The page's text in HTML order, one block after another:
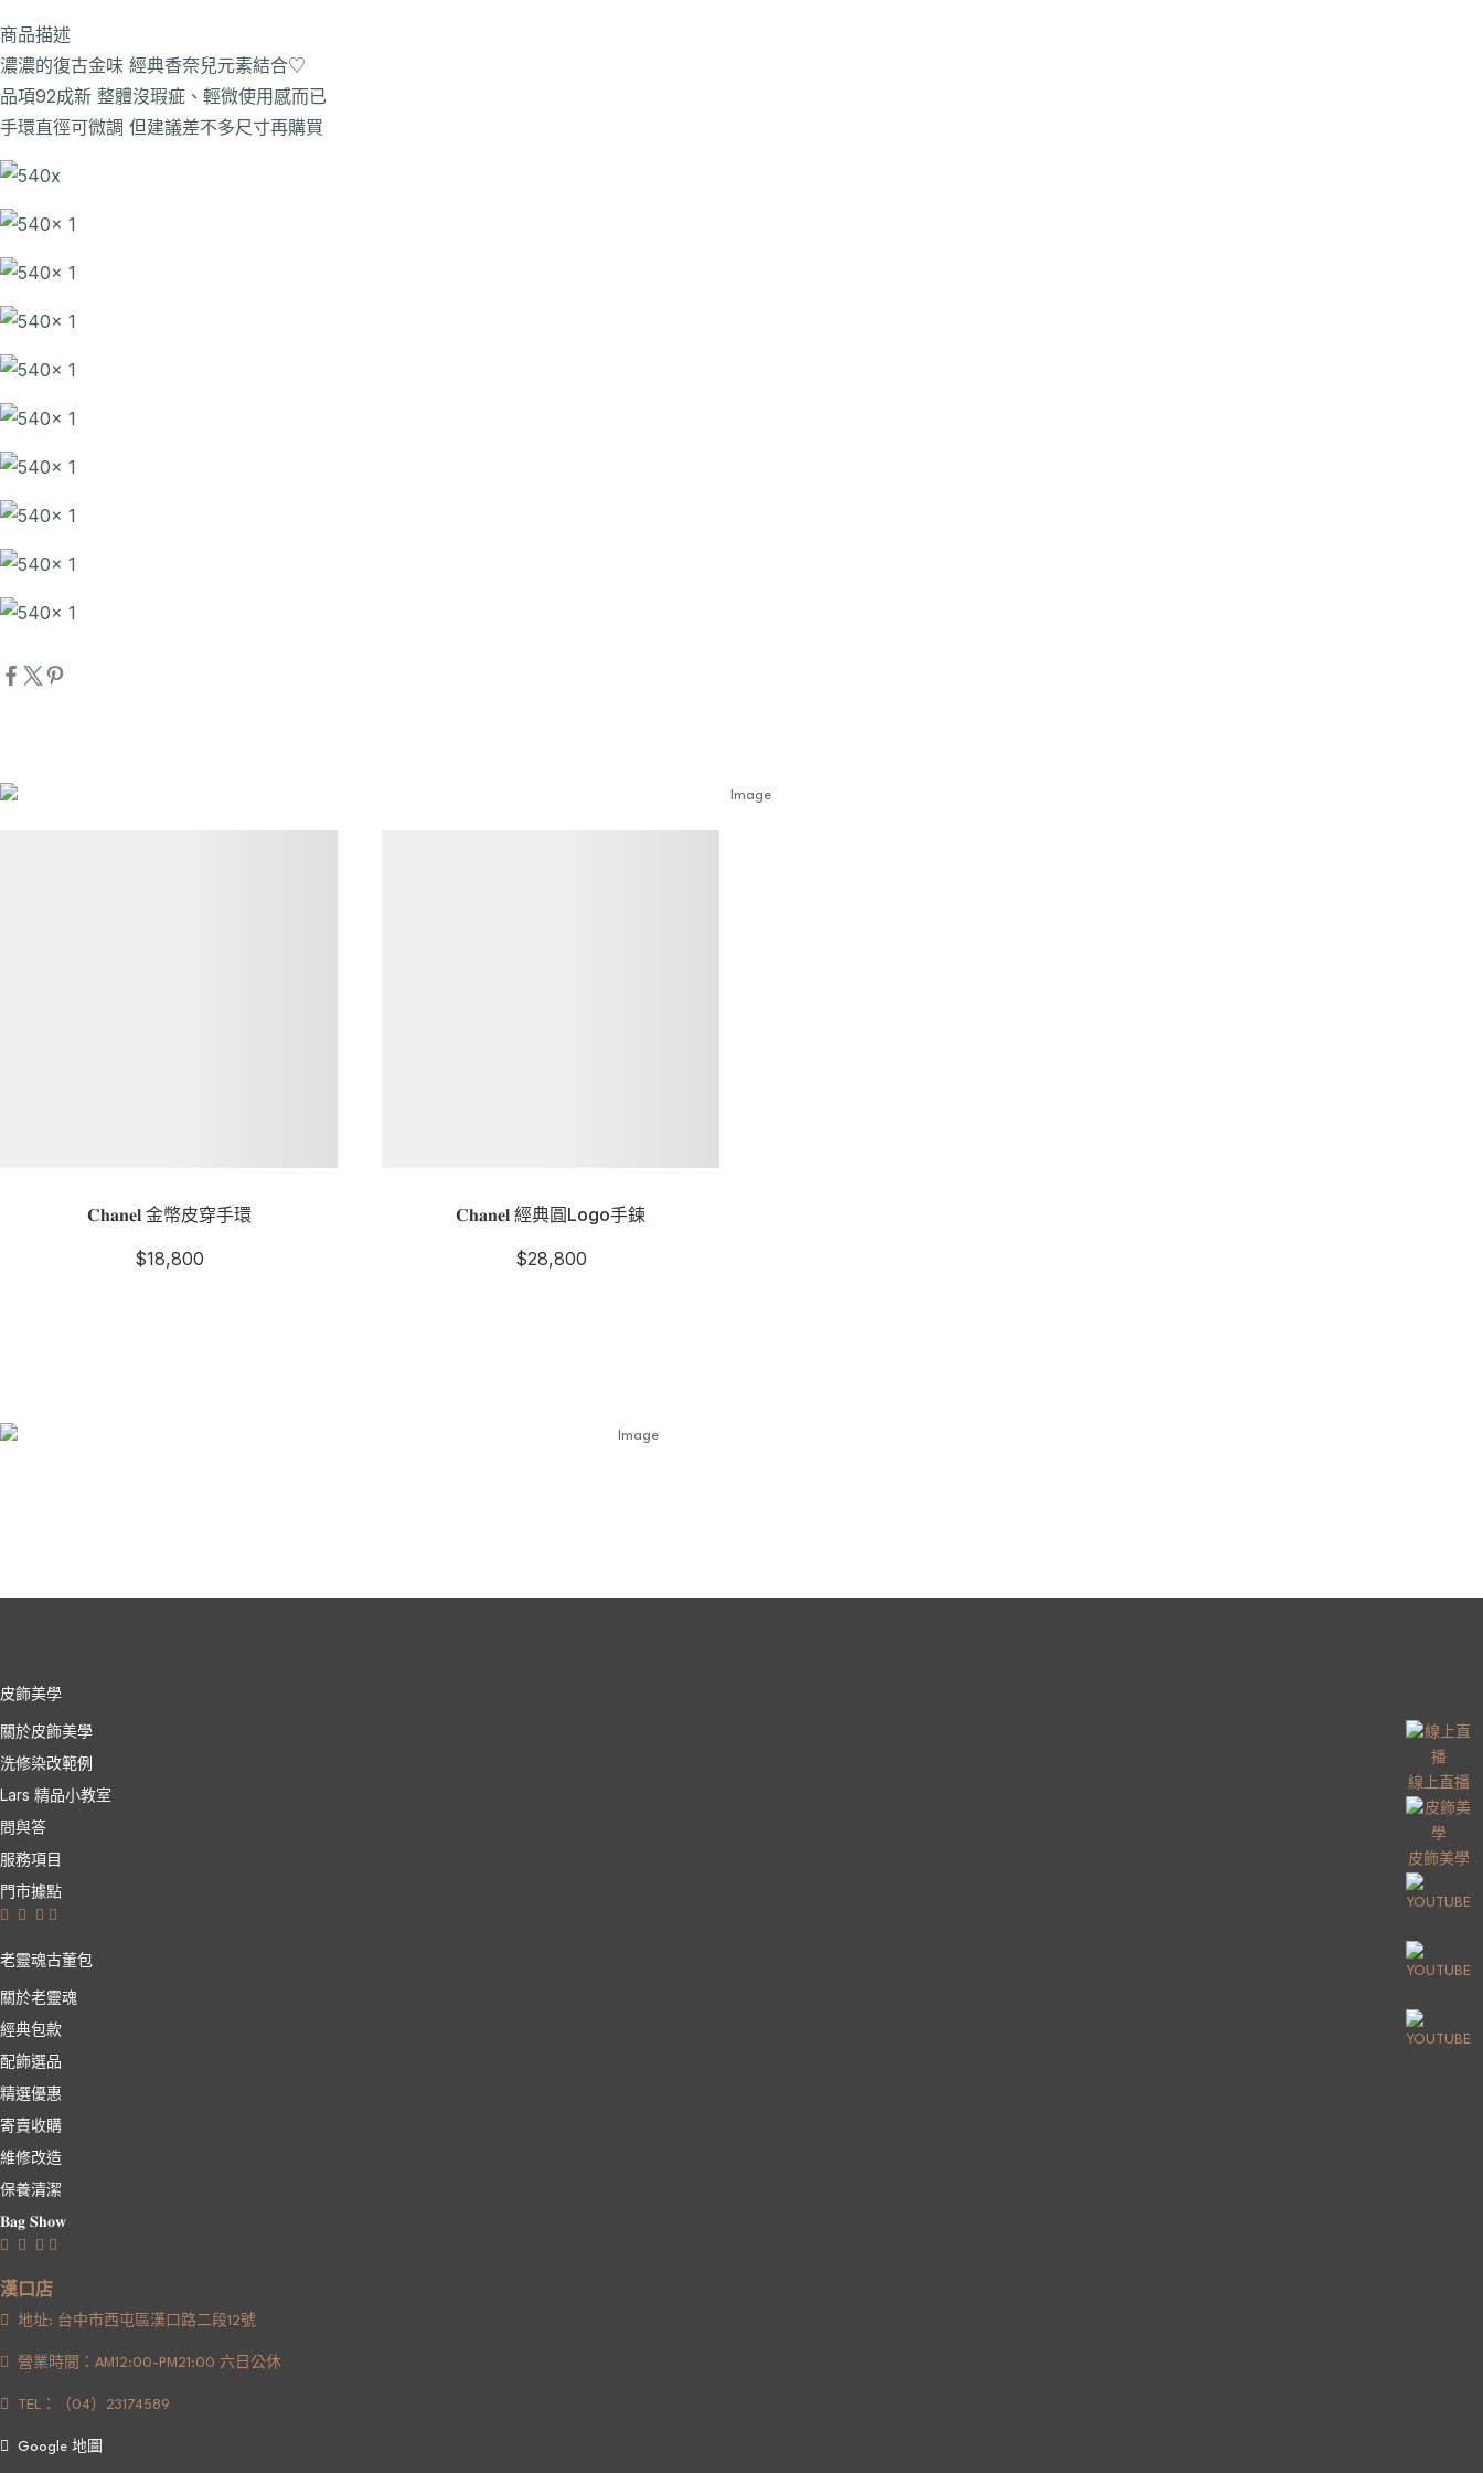
商品描述
濃濃的復古金味 經典香奈兒元素結合♡
品項92成新 整體沒瑕疵、輕微使用感而已
手環直徑可微調 但建議差不多尺寸再購買
𝐂𝐡𝐚𝐧𝐞𝐥 金幣皮穿手環
$18,800
𝐂𝐡𝐚𝐧𝐞𝐥 經典圓Logo手鍊
$28,800
皮飾美學
關於皮飾美學
洗修染改範例
Lars 精品小教室
問與答
服務項目
門市據點
老靈魂古董包
關於老靈魂
經典包款
配飾選品
精選優惠
寄賣收購
維修改造
保養清潔
𝐁𝐚𝐠 𝐒𝐡𝐨𝐰
漢口店
地址: 台中市西屯區漢口路二段12號
營業時間：AM12:00-PM21:00 六日公休
TEL：（04）23174589
Google 地圖
線上直播
皮飾美學